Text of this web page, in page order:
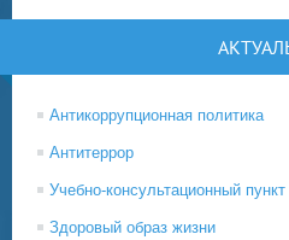
Антикоррупционная политика
Антитеррор
Учебно-консультационный пункт
Здоровый образ жизни